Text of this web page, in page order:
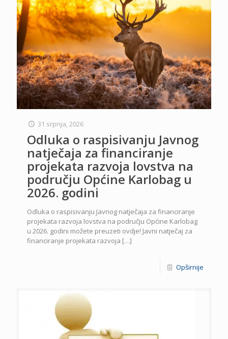
31 srpnja, 2026
Odluka o raspisivanju Javnog
natječaja za financiranje
projekata razvoja lovstva na
području Općine Karlobag u
2026. godini
Odluka o raspisivanju Javnog natječaja za financiranje
projekata razvoja lovstva na području Općine Karlobag
u 2026. godini možete preuzeti ovdje! Javni natječaj za
financiranje projekata razvoja […]
Opširnije